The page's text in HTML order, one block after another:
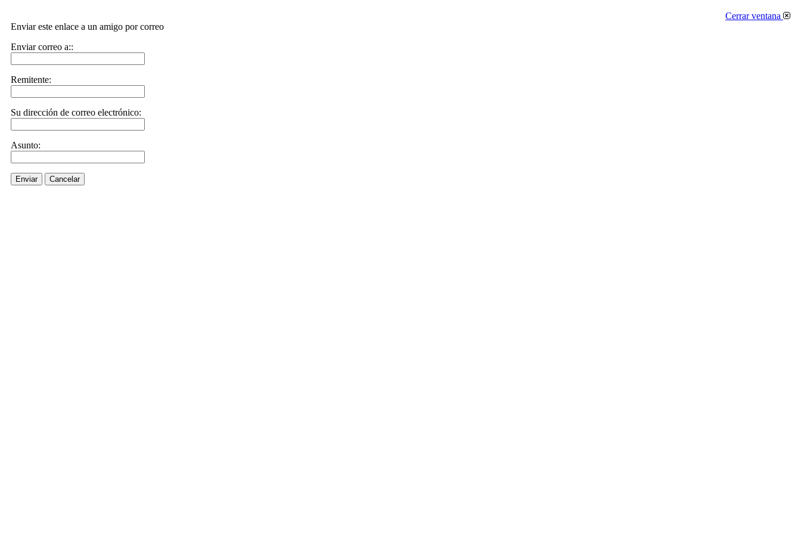
Cerrar ventana
Enviar este enlace a un amigo por correo
Enviar correo a::
Remitente:
Su dirección de correo electrónico:
Asunto:
Enviar Cancelar